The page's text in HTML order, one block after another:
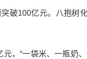
突破100亿元。八抱
，“一袋米、一瓶奶